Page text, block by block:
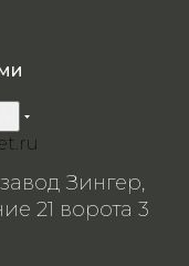
Зингер,
21 ворота 3